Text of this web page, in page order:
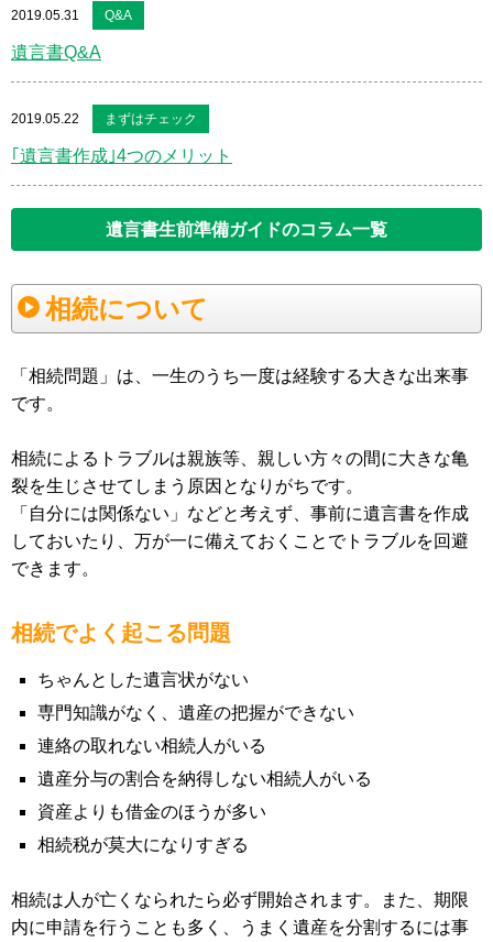
2019.05.31 Q&A
遺言書Q&A
2019.05.22 まずはチェック
｢遺言書作成｣4つのメリット
遺言書生前準備ガイドのコラム一覧
相続について
「相続問題」は、一生のうち一度は経験する大きな出来事
です。
相続によるトラブルは親族等、親しい方々の間に大きな亀
裂を生じさせてしまう原因となりがちです。
「自分には関係ない」などと考えず、事前に遺言書を作成
しておいたり、万が一に備えておくことでトラブルを回避
できます。
相続でよく起こる問題
ちゃんとした遺言状がない
専門知識がなく、遺産の把握ができない
連絡の取れない相続人がいる
遺産分与の割合を納得しない相続人がいる
資産よりも借金のほうが多い
相続税が莫大になりすぎる
相続は人が亡くなられたら必ず開始されます。また、期限
内に申請を行うことも多く、うまく遺産を分割するには事